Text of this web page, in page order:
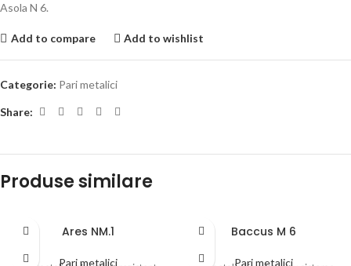
Asola N 6.
Add to compare Add to wishlist
Categorie: Pari metalici
Share:
Produse similare
Ares NM.1
Pari metalici
Baccus M 6
Pari metalici